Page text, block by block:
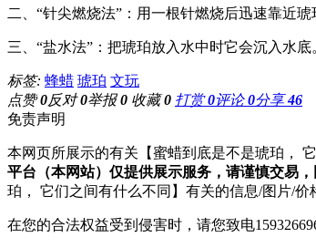
二、“针尖燃烧法”：用一根针燃烧后迅速靠近
三、“盐水法”：把琥珀放入水中时它会沉入水
标签: 蜂蜡 琥珀 文玩
点赞0反对0举报0 收藏0 打赏0评论0分享46
免责声明
本网页所展示的有关【蜜蜡到底是不是琥珀，
平台（本网站）仅提供展示服务，请谨慎交易
珀， 它们之间有什么不同】有关的信息/图片/
在您的合法权益受到侵害时，请您致电